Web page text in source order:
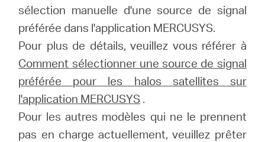
Mercusys
acheter
sélection manuelle d'une source de signal
préférée dans l'application MERCUSYS.
Pour plus de détails, veuillez vous référer à
Comment sélectionner une source de signal
préférée pour les halos satellites sur
l'application MERCUSYS .
Pour les autres modèles qui ne le prennent
pas en charge actuellement, veuillez prêter